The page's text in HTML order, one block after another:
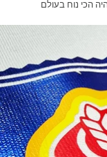
הכי נוח בעולם